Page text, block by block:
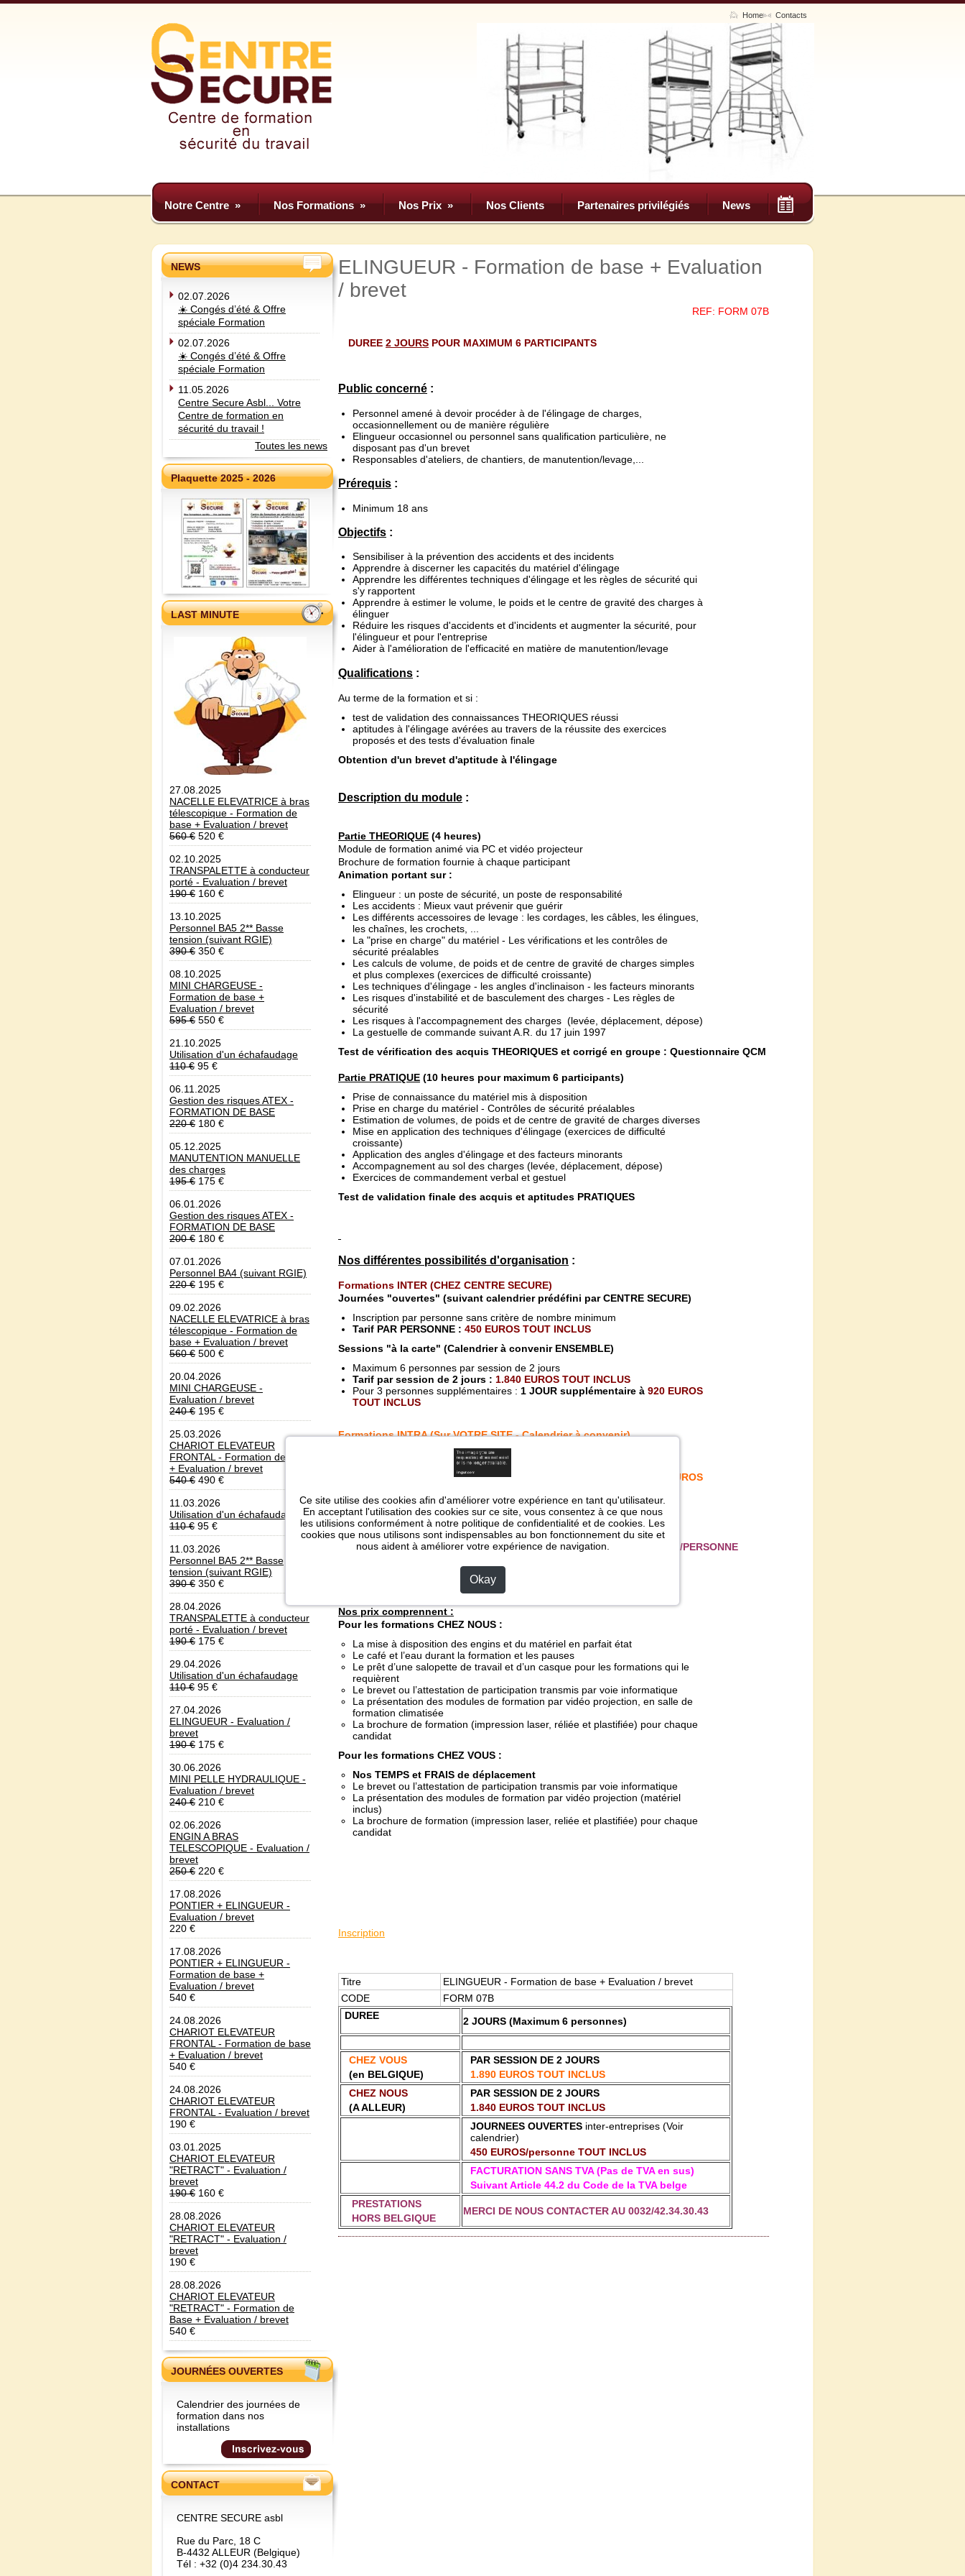
Home Contacts
Notre Centre» Nos Formations» Nos Prix» Nos Clients Partenaires privilégiés News
NEWS
02.07.2026
☀️ Congés d’été & Offre
spéciale Formation
02.07.2026
☀️ Congés d’été & Offre
spéciale Formation
11.05.2026
Centre Secure Asbl... Votre
Centre de formation en
sécurité du travail !
Toutes les news
Plaquette 2025 - 2026
LAST MINUTE
27.08.2025
NACELLE ELEVATRICE à bras
télescopique - Formation de
base + Evaluation / brevet
560 € 520 €
02.10.2025
TRANSPALETTE à conducteur
porté - Evaluation / brevet
190 € 160 €
13.10.2025
Personnel BA5 2** Basse
tension (suivant RGIE)
390 € 350 €
08.10.2025
MINI CHARGEUSE -
Formation de base +
Evaluation / brevet
595 € 550 €
21.10.2025
Utilisation d'un échafaudage
110 € 95 €
06.11.2025
Gestion des risques ATEX -
FORMATION DE BASE
220 € 180 €
05.12.2025
MANUTENTION MANUELLE
des charges
195 € 175 €
06.01.2026
Gestion des risques ATEX -
FORMATION DE BASE
200 € 180 €
07.01.2026
Personnel BA4 (suivant RGIE)
220 € 195 €
09.02.2026
NACELLE ELEVATRICE à bras
télescopique - Formation de
base + Evaluation / brevet
560 € 500 €
20.04.2026
MINI CHARGEUSE -
Evaluation / brevet
240 € 195 €
25.03.2026
CHARIOT ELEVATEUR
FRONTAL - Formation de base
+ Evaluation / brevet
540 € 490 €
11.03.2026
Utilisation d'un échafaudage
110 € 95 €
11.03.2026
Personnel BA5 2** Basse
tension (suivant RGIE)
390 € 350 €
28.04.2026
TRANSPALETTE à conducteur
porté - Evaluation / brevet
190 € 175 €
29.04.2026
Utilisation d'un échafaudage
110 € 95 €
27.04.2026
ELINGUEUR - Evaluation /
brevet
190 € 175 €
30.06.2026
MINI PELLE HYDRAULIQUE -
Evaluation / brevet
240 € 210 €
02.06.2026
ENGIN A BRAS
TELESCOPIQUE - Evaluation /
brevet
250 € 220 €
17.08.2026
PONTIER + ELINGUEUR -
Evaluation / brevet
220 €
17.08.2026
PONTIER + ELINGUEUR -
Formation de base +
Evaluation / brevet
540 €
24.08.2026
CHARIOT ELEVATEUR
FRONTAL - Formation de base
+ Evaluation / brevet
540 €
24.08.2026
CHARIOT ELEVATEUR
FRONTAL - Evaluation / brevet
190 €
03.01.2025
CHARIOT ELEVATEUR
"RETRACT" - Evaluation /
brevet
190 € 160 €
28.08.2026
CHARIOT ELEVATEUR
"RETRACT" - Evaluation /
brevet
190 €
28.08.2026
CHARIOT ELEVATEUR
"RETRACT" - Formation de
Base + Evaluation / brevet
540 €
JOURNÉES OUVERTES
Calendrier des journées de
formation dans nos
installations
CONTACT
CENTRE SECURE asbl
Rue du Parc, 18 C
B-4432 ALLEUR (Belgique)
Tél : +32 (0)4 234.30.43
ELINGUEUR - Formation de base + Evaluation
/ brevet
REF: FORM 07B
DUREE 2 JOURS POUR MAXIMUM 6 PARTICIPANTS
Public concerné :
Personnel amené à devoir procéder à de l'élingage de charges,
occasionnellement ou de manière régulière
Elingueur occasionnel ou personnel sans qualification particulière, ne
disposant pas d'un brevet
Responsables d'ateliers, de chantiers, de manutention/levage,...
Prérequis :
Minimum 18 ans
Objectifs :
Sensibiliser à la prévention des accidents et des incidents
Apprendre à discerner les capacités du matériel d'élingage
Apprendre les différentes techniques d'élingage et les règles de sécurité qui
s'y rapportent
Apprendre à estimer le volume, le poids et le centre de gravité des charges à
élinguer
Réduire les risques d'accidents et d'incidents et augmenter la sécurité, pour
l'élingueur et pour l'entreprise
Aider à l'amélioration de l'efficacité en matière de manutention/levage
Qualifications :
Au terme de la formation et si :
test de validation des connaissances THEORIQUES réussi
aptitudes à l'élingage avérées au travers de la réussite des exercices
proposés et des tests d'évaluation finale
Obtention d'un brevet d'aptitude à l'élingage
Description du module :
Partie THEORIQUE (4 heures)
Module de formation animé via PC et vidéo projecteur
Brochure de formation fournie à chaque participant
Animation portant sur :
Elingueur : un poste de sécurité, un poste de responsabilité
Les accidents : Mieux vaut prévenir que guérir
Les différents accessoires de levage : les cordages, les câbles, les élingues,
les chaînes, les crochets, ...
La "prise en charge" du matériel - Les vérifications et les contrôles de
sécurité préalables
Les calculs de volume, de poids et de centre de gravité de charges simples
et plus complexes (exercices de difficulté croissante)
Les techniques d'élingage - les angles d'inclinaison - les facteurs minorants
Les risques d'instabilité et de basculement des charges - Les règles de
sécurité
Les risques à l'accompagnement des charges (levée, déplacement, dépose)
La gestuelle de commande suivant A.R. du 17 juin 1997
Test de vérification des acquis THEORIQUES et corrigé en groupe : Questionnaire QCM
Partie PRATIQUE (10 heures pour maximum 6 participants)
Prise de connaissance du matériel mis à disposition
Prise en charge du matériel - Contrôles de sécurité préalables
Estimation de volumes, de poids et de centre de gravité de charges diverses
Mise en application des techniques d'élingage (exercices de difficulté
croissante)
Application des angles d'élingage et des facteurs minorants
Accompagnement au sol des charges (levée, déplacement, dépose)
Exercices de commandement verbal et gestuel
Test de validation finale des acquis et aptitudes PRATIQUES
Nos différentes possibilités d'organisation :
Formations INTER (CHEZ CENTRE SECURE)
Journées "ouvertes" (suivant calendrier prédéfini par CENTRE SECURE)
Inscription par personne sans critère de nombre minimum
Tarif PAR PERSONNE : 450 EUROS TOUT INCLUS
Sessions "à la carte" (Calendrier à convenir ENSEMBLE)
Maximum 6 personnes par session de 2 jours
Tarif par session de 2 jours : 1.840 EUROS TOUT INCLUS
Pour 3 personnes supplémentaires : 1 JOUR supplémentaire à 920 EUROS
TOUT INCLUS
Formations INTRA (Sur VOTRE SITE - Calendrier à convenir)
Maximum 6 personnes par session de 2 jours
Tarif par session de 2 jours :1.890 EUROS TOUT INCLUS
Pour 3 personnes supplémentaires :
945 EUROS
COMPLEMENTS(OPTIONS)
* BADGES INDIVIDUELS(plastifiés - format carte de banque) :
2,5 EUROS/PERSONNE
Nos prix comprennent :
Pour les formations CHEZ NOUS :
La mise à disposition des engins et du matériel en parfait état
Le café et l’eau durant la formation et les pauses
Le prêt d’une salopette de travail et d’un casque pour les formations qui le
requièrent
Le brevet ou l’attestation de participation transmis par voie informatique
La présentation des modules de formation par vidéo projection, en salle de
formation climatisée
La brochure de formation (impression laser, réliée et plastifiée) pour chaque
candidat
Pour les formations CHEZ VOUS :
Nos TEMPS et FRAIS de déplacement
Le brevet ou l’attestation de participation transmis par voie informatique
La présentation des modules de formation par vidéo projection (matériel
inclus)
La brochure de formation (impression laser, reliée et plastifiée) pour chaque
candidat
Inscription
Titre
ELINGUEUR - Formation de base + Evaluation / brevet
CODE
FORM 07B
DUREE
2 JOURS (Maximum 6 personnes)
CHEZ VOUS
(en BELGIQUE)
PAR SESSION DE 2 JOURS
1.890 EUROS TOUT INCLUS
CHEZ NOUS
(A ALLEUR)
PAR SESSION DE 2 JOURS
1.840 EUROS TOUT INCLUS
JOURNEES OUVERTES inter-entreprises (Voir
calendrier)
450 EUROS/personne TOUT INCLUS
FACTURATION SANS TVA (Pas de TVA en sus)
Suivant Article 44.2 du Code de la TVA belge
PRESTATIONS
HORS BELGIQUE
MERCI DE NOUS CONTACTER AU 0032/42.34.30.43
Ce site utilise des cookies afin d'améliorer votre expérience en tant qu'utilisateur.
En acceptant l'utilisation des cookies sur ce site, vous consentez à ce que nous
les utilisions conformément à notre politique de confidentialité et de cookies. Les
cookies que nous utilisons sont indispensables au bon fonctionnement du site et
nous aident à améliorer votre expérience de navigation.
Okay